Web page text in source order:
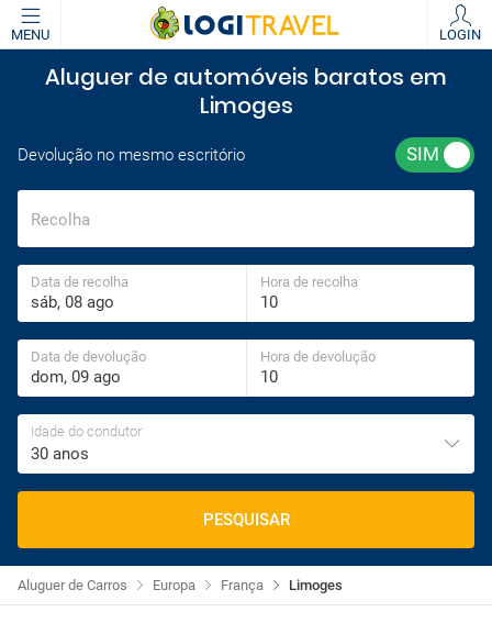
MENU LOGIN
Aluguer de automóveis baratos em
Limoges
Devolução no mesmo escritório
Recolha
Data de recolha Hora de recolha
Data de devolução Hora de devolução
Idade do condutor
30 anos
PESQUISAR
Limoges
França
Europa
Aluguer de Carros